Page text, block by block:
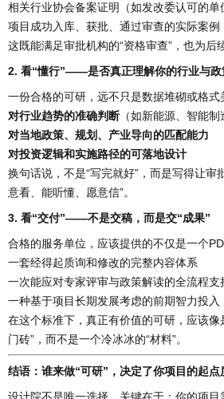
相关行业协会备案证明（如发改委认可的单
项目成功入库、获批、通过审查的实际案例
这既能满足审批机构的“资格审查”，也为后
2. 看“懂行”——是否真正理解你的行业与政
一份合格的可研，远不只是数据堆砌或格式
对行业趋势的准确判断 （如新能源、智能制
对当地政策、规划、产业导向的匹配能力
对投资逻辑和实施路径的可落地设计
换句话说，不是“写完就好”，而是写得让审
意看、能听懂、愿意信”。
3. 看“交付”——不是交稿，而是交“成果”
合格的服务单位，应该提供的不仅是一个
一套经得起质询和修改的完整内容体系
一次能应对专家评审与政策解读的全流程支
一种基于项目长期发展考虑的前期智力投入
在这个标准下，真正有价值的可研，应该像
门砖”，而不是一个冷冰冰的“材料”。
结语：谁来做“可研”，决定了你项目的起点